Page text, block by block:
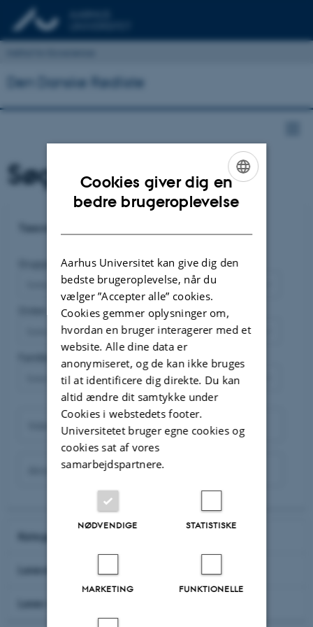
Den Danske Rødliste
Søg en art
Select...
Select...
Select...
Videnskabeligt navn
Almindeligt navn
ENGLISH
Cookies giver dig en
bedre brugeroplevelse
Aarhus Universitet kan give dig den
bedste brugeroplevelse, når du
vælger ”Accepter alle” cookies.
Cookies gemmer oplysninger om,
hvordan en bruger interagerer med et
website. Alle dine data er
anonymiseret, og de kan ikke bruges
til at identificere dig direkte. Du kan
altid ændre dit samtykke under
Cookies i webstedets footer.
Universitetet bruger egne cookies og
cookies sat af vores
samarbejdspartnere.
NØDVENDIGE STATISTISKE
MARKETING FUNKTIONELLE